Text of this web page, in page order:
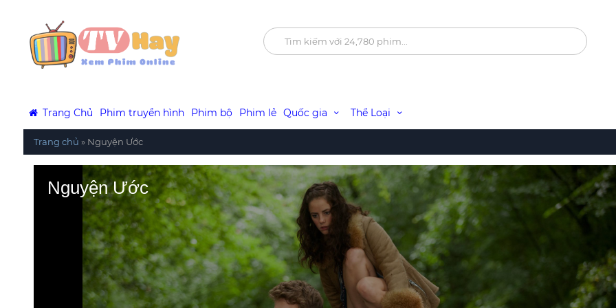
Trang Chủ Phim truyền hình Phim bộ Phim lẻ Quốc gia Thể Loại
Trang chủ » Nguyện Ước
Nguyện Ước